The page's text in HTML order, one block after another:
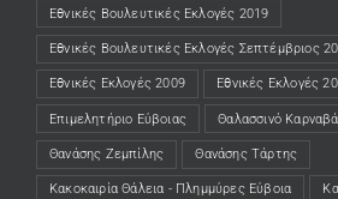
Εθνικές Βουλευτικές Εκλογές 2019
Εθνικές Βουλευτικές Εκλογές Σεπτέμβριος
Εθνικές Εκλογές 2009 Εθνικές Εκλογές
Επιμελητήριο Εύβοιας Θαλασσινό
Θανάσης Ζεμπίλης Θανάσης Τάρτης
Κακοκαιρία Θάλεια - Πλημμύρες Εύβοια